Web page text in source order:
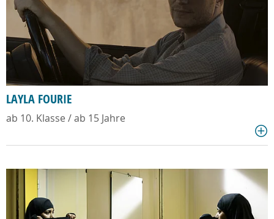
LAYLA FOURIE
ab 10. Klasse / ab 15 Jahre